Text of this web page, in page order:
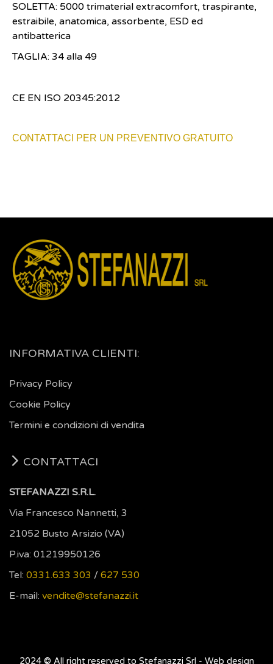
SOLETTA: 5000 trimaterial extracomfort, traspirante,
estraibile, anatomica, assorbente, ESD ed
antibatterica
TAGLIA: 34 alla 49
CE EN ISO 20345:2012
CONTATTACI PER UN PREVENTIVO GRATUITO
INFORMATIVA CLIENTI:
Privacy Policy
Cookie Policy
Termini e condizioni di vendita
CONTATTACI
STEFANAZZI S.R.L.
Via Francesco Nannetti, 3
21052 Busto Arsizio (VA)
P.iva: 01219950126
Tel: 0331.633 303 / 627 530
E-mail: vendite@stefanazzi.it
2024 © All right reserved to Stefanazzi Srl - Web design